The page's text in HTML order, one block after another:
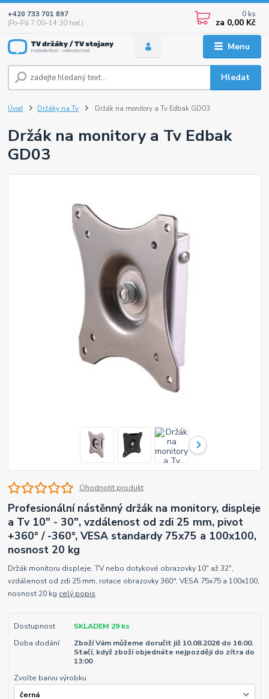
Menu
Hledat
+420 733 701 897
(Po–Pá 7:00–14:30 hod.)
0 ks
za 0,00 Kč
Úvod Držáky na Tv Držák na monitory a Tv Edbak GD03
Držák na monitory a Tv Edbak
GD03
Ohodnotit produkt
Profesionální nástěnný držák na monitory, displeje
a Tv 10" - 30", vzdálenost od zdi 25 mm, pivot
+360° / -360°, VESA standardy 75x75 a 100x100,
nosnost 20 kg
Držák monitoru displeje, TV nebo dotykové obrazovky 10" až 32",
vzdálenost od zdi 25 mm, rotace obrazovky 360°, VESA 75x75 a 100x100,
nosnost 20 kg celý popis
Dostupnost
SKLADEM 29 ks
Doba dodání
Zboží Vám můžeme doručit již 10.08.2026 do 16:00.
Stačí, když zboží objednáte nejpozději do zítra do
13:00
Zvolte barvu výrobku